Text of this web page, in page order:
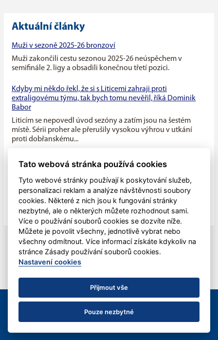
Aktuální články
Muži v sezoně 2025-26 bronzoví
Muži zakončili cestu sezonou 2025-26 neúspěchem v
semifinále 2. ligy a obsadili konečnou třetí pozici.
Kdyby mi někdo řekl, že si s Liticemi zahraji proti
extraligovému týmu, tak bych tomu nevěřil, říká Dominik
Babor
Liticím se nepovedl úvod sezóny a zatím jsou na šestém
místě. Sérii proher ale přerušily vysokou výhrou v utkání
proti dobřanskému...
Máme v týmu ideální kombinaci dravého mládí a zkušenosti
starších hráčů, říká kapitán Litic Zdeněk Slanec
Litice v minulé sezóně soupeřily o první místo v základní
části, nakonec se umístily na druhé pozici, po play off jim
patřila...
© 2012 - 2026 HBC Plzeň-Litice, z.s. &eSports.cz|Kontaktujte
nás
Tato webová stránka používá cookies
Tyto webové stránky používají k poskytování služeb,
personalizaci reklam a analýze návštěvnosti soubory
cookies. Některé z nich jsou k fungování stránky
nezbytné, ale o některých můžete rozhodnout sami.
Více o používání souborů cookies se dozvíte níže.
Můžete je povolit všechny, jednotlivě vybrat nebo
všechny odmítnout. Více informací získáte kdykoliv na
stránce Zásady používání souborů cookies.
Nastavení cookies
Přijmout vše
Pouze nezbytné